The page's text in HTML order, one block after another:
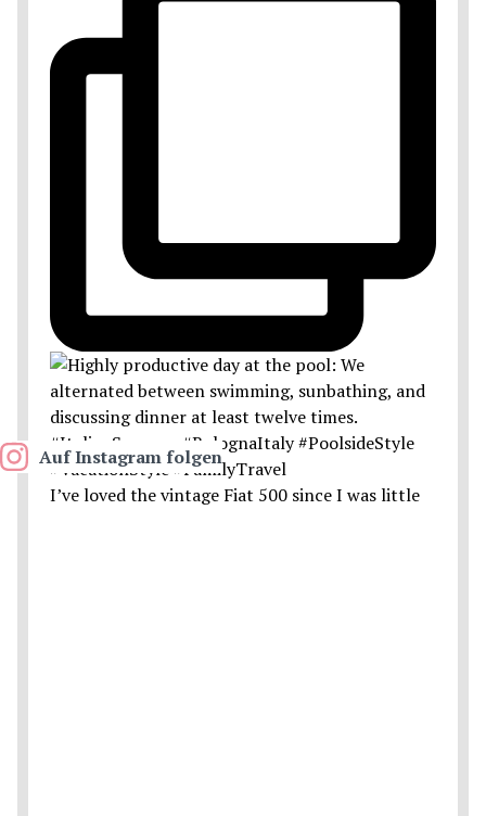
I’ve loved the vintage Fiat 500 since I was little
Auf Instagram folgen